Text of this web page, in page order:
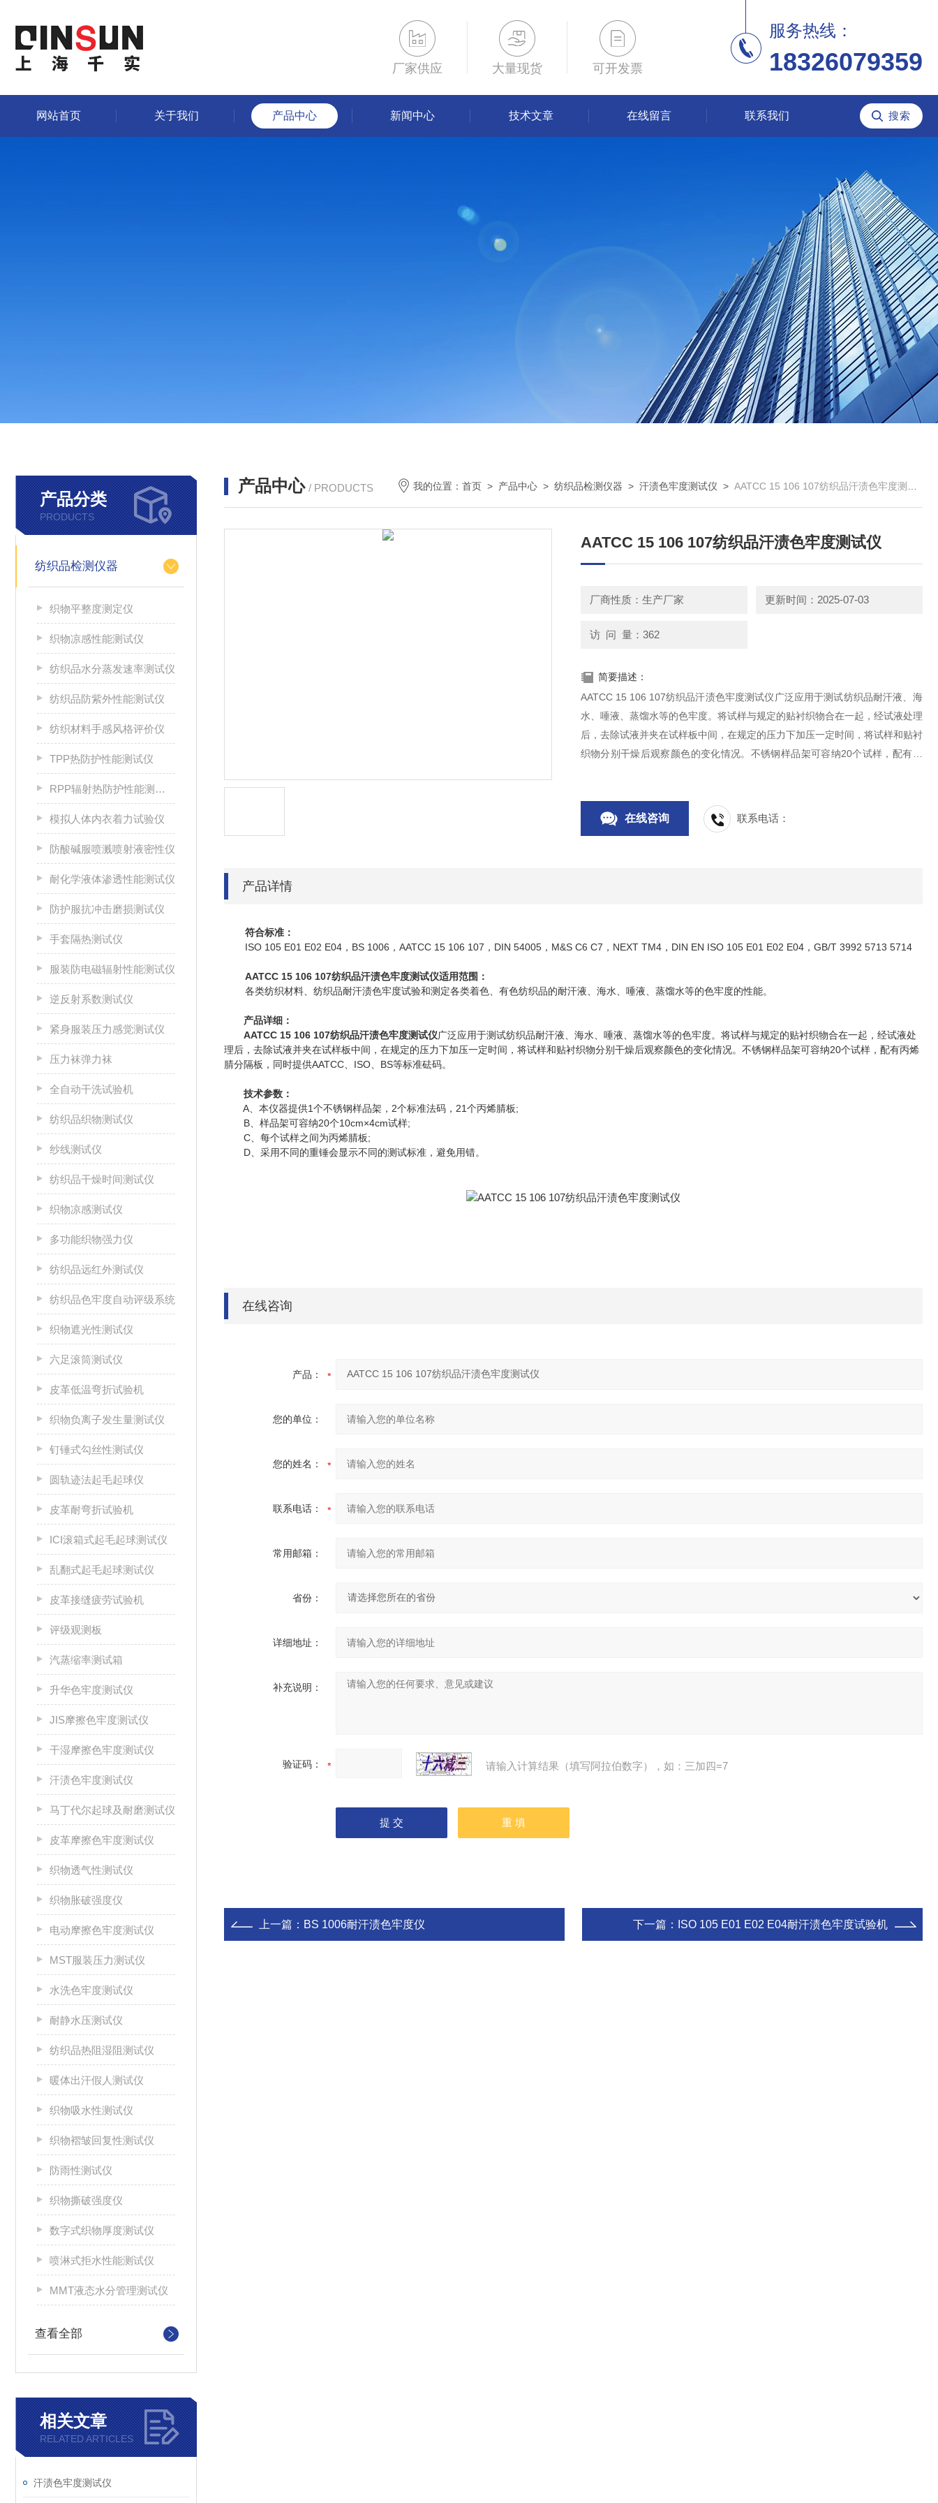
厂家供应 大量现货 可开发票
服务热线：
18326079359
网站首页 关于我们 产品中心 新闻中心 技术文章 在线留言 联系我们
产品分类
PRODUCTS
纺织品检测仪器
织物平整度测定仪
织物凉感性能测试仪
纺织品水分蒸发速率测试仪
纺织品防紫外性能测试仪
纺织材料手感风格评价仪
TPP热防护性能测试仪
RPP辐射热防护性能测试仪
模拟人体内衣着力试验仪
防酸碱服喷溅喷射液密性仪
耐化学液体渗透性能测试仪
防护服抗冲击磨损测试仪
手套隔热测试仪
服装防电磁辐射性能测试仪
逆反射系数测试仪
紧身服装压力感觉测试仪
压力袜弹力袜
全自动干洗试验机
纺织品织物测试仪
纱线测试仪
纺织品干燥时间测试仪
织物凉感测试仪
多功能织物强力仪
纺织品远红外测试仪
纺织品色牢度自动评级系统
织物遮光性测试仪
六足滚筒测试仪
皮革低温弯折试验机
织物负离子发生量测试仪
钉锤式勾丝性测试仪
圆轨迹法起毛起球仪
皮革耐弯折试验机
ICI滚箱式起毛起球测试仪
乱翻式起毛起球测试仪
皮革接缝疲劳试验机
评级观测板
汽蒸缩率测试箱
升华色牢度测试仪
JIS摩擦色牢度测试仪
干湿摩擦色牢度测试仪
汗渍色牢度测试仪
马丁代尔起球及耐磨测试仪
皮革摩擦色牢度测试仪
织物透气性测试仪
织物胀破强度仪
电动摩擦色牢度测试仪
MST服装压力测试仪
水洗色牢度测试仪
耐静水压测试仪
纺织品热阻湿阻测试仪
暖体出汗假人测试仪
织物吸水性测试仪
织物褶皱回复性测试仪
防雨性测试仪
织物撕破强度仪
数字式织物厚度测试仪
喷淋式拒水性能测试仪
MMT液态水分管理测试仪
查看全部
相关文章
RELATED ARTICLES
汗渍色牢度测试仪
产品中心 / PRODUCTS 我的位置：首页 > 产品中心 >纺织品检测仪器 >汗渍色牢度测试仪 >AATCC 15 106 107纺织品汗渍色牢度测试仪
AATCC 15 106 107纺织品汗渍色牢度测试仪
厂商性质：生产厂家 更新时间：2025-07-03
访 问 量：362
简要描述：
AATCC 15 106 107纺织品汗渍色牢度测试仪广泛应用于测试纺织品耐汗液、海
水、唾液、蒸馏水等的色牢度。将试样与规定的贴衬织物合在一起，经试液处理
后，去除试液并夹在试样板中间，在规定的压力下加压一定时间，将试样和贴衬
织物分别干燥后观察颜色的变化情况。不锈钢样品架可容纳20个试样，配有丙
在线咨询 联系电话：
产品详情
符合标准：
ISO 105 E01 E02 E04，BS 1006，AATCC 15 106 107，DIN 54005，M&S C6 C7，NEXT TM4，DIN EN ISO 105 E01 E02 E04，GB/T 3992 5713 5714
AATCC 15 106 107纺织品汗渍色牢度测试仪适用范围：
各类纺织材料、纺织品耐汗渍色牢度试验和测定各类着色、有色纺织品的耐汗液、海水、唾液、蒸馏水等的色牢度的性能。
产品详细：
AATCC 15 106 107纺织品汗渍色牢度测试仪广泛应用于测试纺织品耐汗液、海水、唾液、蒸馏水等的色牢度。将试样与规定的贴衬织物合在一起，经试液处
理后，去除试液并夹在试样板中间，在规定的压力下加压一定时间，将试样和贴衬织物分别干燥后观察颜色的变化情况。不锈钢样品架可容纳20个试样，配有丙烯
腈分隔板，同时提供AATCC、ISO、BS等标准砝码。
技术参数：
A、本仪器提供1个不锈钢样品架，2个标准法码，21个丙烯腈板;
B、样品架可容纳20个10cm×4cm试样;
C、每个试样之间为丙烯腈板;
D、采用不同的重锤会显示不同的测试标准，避免用错。
在线咨询
产品：
您的单位：
您的姓名：
联系电话：
常用邮箱：
省份：
详细地址：
补充说明：
验证码： 请输入计算结果（填写阿拉伯数字），如：三加四=7
上一篇： BS 1006耐汗渍色牢度仪 下一篇： ISO 105 E01 E02 E04耐汗渍色牢度试验机